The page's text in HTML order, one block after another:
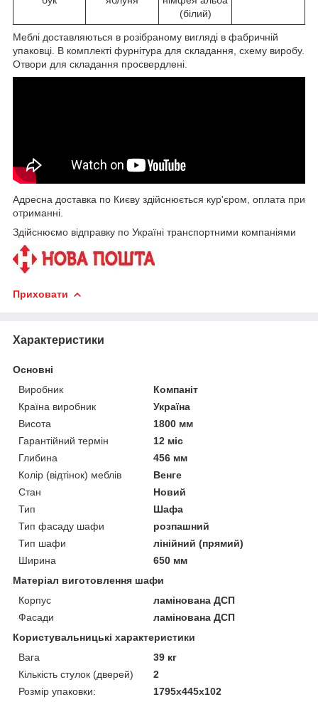
(білий)
Меблі доставляються в розібраному вигляді в фабричній
упаковці. В комплекті фурнітура для складання, схему виробу.
Отвори для складання просвердлені.
Адресна доставка по Києву здійснюється кур'єром, оплата при
отриманні.
Здійснюємо відправку по Україні транспортними компаніями
Приховати
Характеристики
Основні
Виробник
Компаніт
Країна виробник
Україна
Висота
1800 мм
Гарантійний термін
12 міс
Глибина
456 мм
Колір (відтінок) меблів
Венге
Стан
Новий
Тип
Шафа
Тип фасаду шафи
розпашний
Тип шафи
лінійний (прямий)
Ширина
650 мм
Матеріал виготовлення шафи
Корпус
ламінована ДСП
Фасади
ламінована ДСП
Користувальницькі характеристики
Вага
39 кг
Кількість стулок (дверей)
2
Розмір упаковки:
1795х445х102